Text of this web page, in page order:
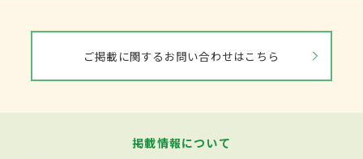
ご掲載に関するお問い合わせはこちら
掲載情報について